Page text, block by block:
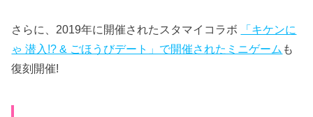
さらに、2019年に開催されたスタマイコラボ
「キケンに
ゃ 潜入!? & ごほうびデート」で開催されたミニゲーム も
復刻開催!